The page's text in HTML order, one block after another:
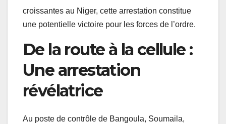
croissantes au Niger, cette arrestation constitue
une potentielle victoire pour les forces de l’ordre.
De la route à la cellule :
Une arrestation
révélatrice
Au poste de contrôle de Bangoula, Soumaila,